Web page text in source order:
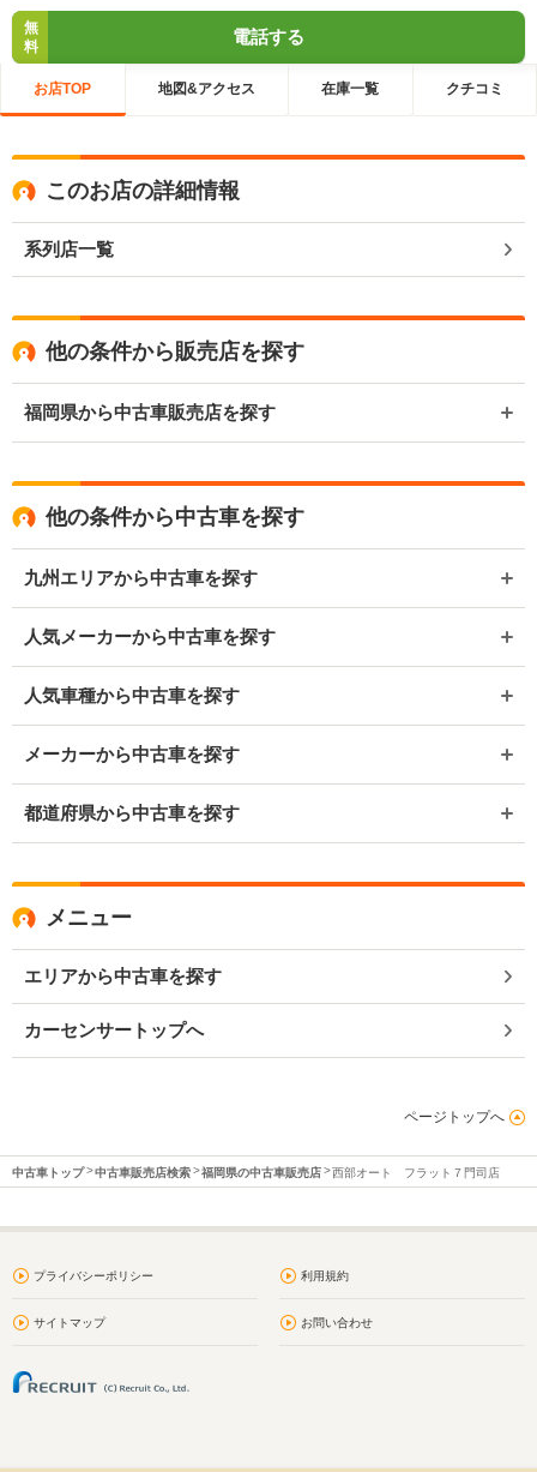
無
料
電話する
お店TOP 地図&アクセス 在庫一覧 クチコミ
このお店の詳細情報
系列店一覧
他の条件から販売店を探す
福岡県から中古車販売店を探す
他の条件から中古車を探す
九州エリアから中古車を探す
人気メーカーから中古車を探す
人気車種から中古車を探す
メーカーから中古車を探す
都道府県から中古車を探す
メニュー
エリアから中古車を探す
カーセンサートップへ
ページトップへ
中古車トップ 中古車販売店検索 福岡県の中古車販売店 西部オート フラット７門司店
プライバシーポリシー 利用規約
サイトマップ お問い合わせ